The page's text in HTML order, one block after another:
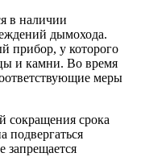
в наличии
дымохода.
прибор, у которого
и камни. Во время
меры
сокращения срока
подвергаться
запрещается